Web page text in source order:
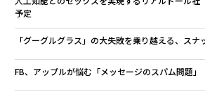
予定
「グーグルグラス」の大失敗を乗り越える、ス
FB、アップルが悩む「メッセージのスパム問題